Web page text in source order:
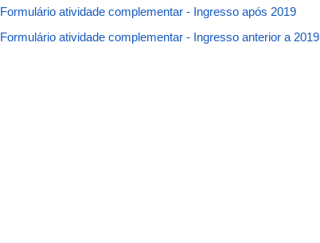
Formulário atividade complementar - Ingresso após 2019
Formulário atividade complementar - Ingresso anterior a 2019